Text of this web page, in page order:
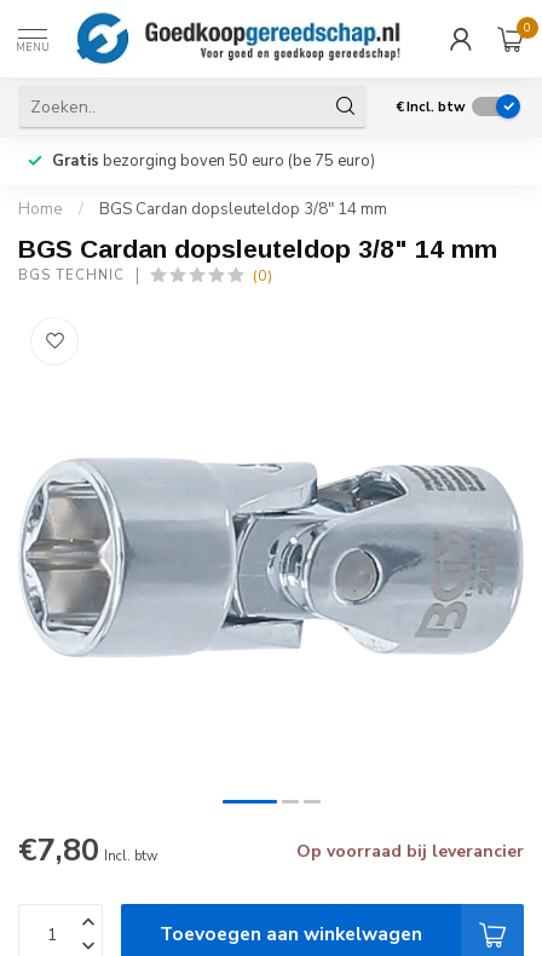
MENU
0
€Incl. btw
Gratis bezorging boven 50 euro (be 75 euro)
Home / BGS Cardan dopsleuteldop 3/8" 14 mm
BGS Cardan dopsleuteldop 3/8" 14 mm
BGS TECHNIC (0)
€7,80 Incl. btw Op voorraad bij leverancier
Toevoegen aan winkelwagen